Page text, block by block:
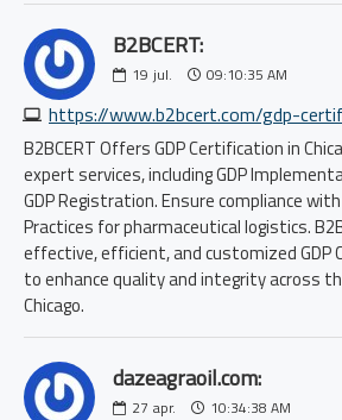
B2BCERT:
19 jul. 09:10:35 AM
https://www.b2bcert.com/gdp-
B2BCERT Offers GDP Certification in
expert services, including GDP
GDP Registration. Ensure compliance
Practices for pharmaceutical logistics.
effective, efficient, and customized
to enhance quality and integrity across
Chicago.
dazeagraoil.com:
27 apr. 10:34:38 AM